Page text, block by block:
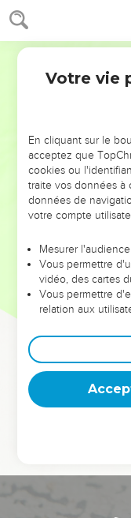
NE
ET SI LEURS
leur foi ou leur vision.
et les saisons
sont
Dans cette
clés pour avancer
deviennent vos
équipe, un groupe
Votre vie
En cliquant sur le
acceptez que
cookies ou
traite vos données à
données de
votre compte
Mesurer
Vous permettre
vidéo, des cartes
Vous permettre
relation aux